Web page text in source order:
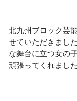
北九州ブロック芸
せていただきまし
な舞台に立つ女の
頑張ってくれまし